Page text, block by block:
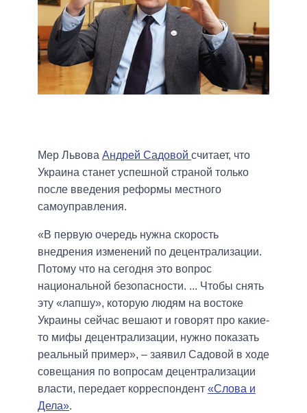
Мер Львова Андрей Садовой считает, что
Украина станет успешной страной только
после введения реформы местного
самоуправления.
«В первую очередь нужна скорость
внедрения изменений по децентрализации.
Потому что на сегодня это вопрос
национальной безопасности. ... Чтобы снять
эту «лапшу», которую людям на востоке
Украины сейчас вешают и говорят про какие-
то мифы децентрализации, нужно показать
реальный пример», – заявил Садовой в ходе
совещания по вопросам децентрализации
власти, передает корреспондент «Слова и
Дела».